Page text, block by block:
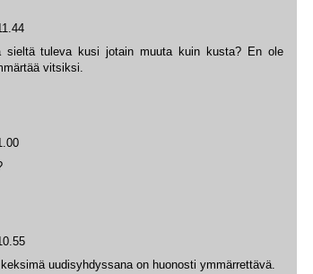
uudisyhdyssana on huonosti ymmärrettävä.
tuleva kusi jotain muuta kuin kusta? En ole
vitsiksi.